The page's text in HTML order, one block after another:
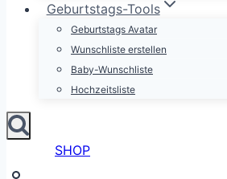
Geburtstags-Tools
Geburtstags Avatar
Wunschliste erstellen
Baby-Wunschliste
Hochzeitsliste
SHOP